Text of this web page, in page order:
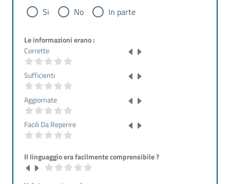
Si No In parte
Le informazioni erano :
Corrette
Sufficienti
Aggiornate
Facili Da Reperire
Il linguaggio era facilmente comprensibile ?